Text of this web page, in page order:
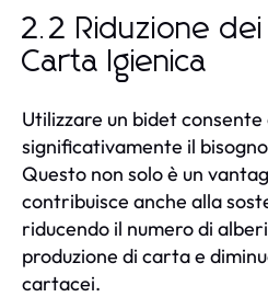
2.2 Riduzione dei
Carta Igienica
Utilizzare un bidet
significativamente il
Questo non solo è un
contribuisce anche alla
riducendo il numero di
produzione di carta e
cartacei.